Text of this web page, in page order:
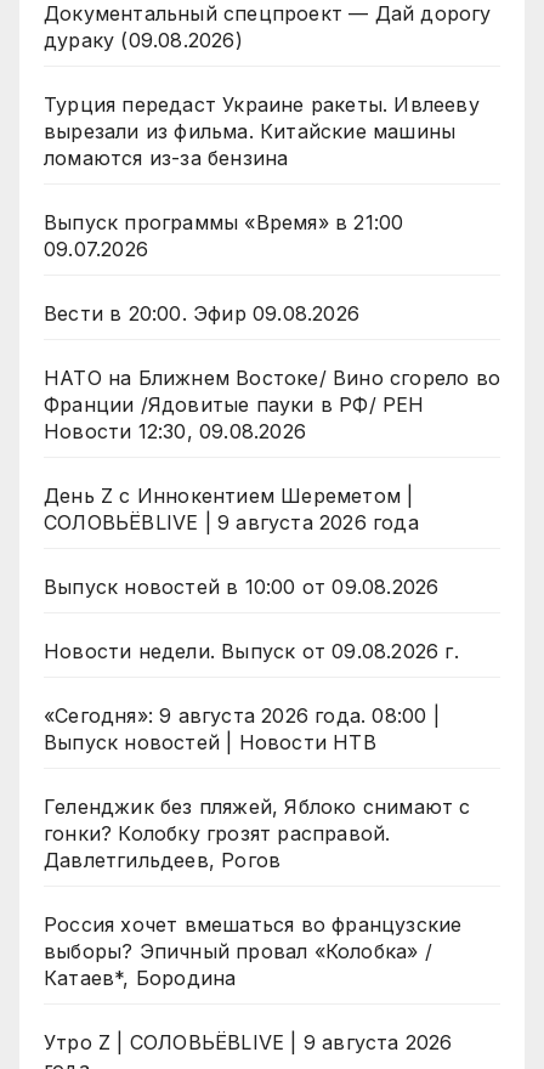
Документальный спецпроект — Дай дорогу
дураку (09.08.2026)
Турция передаст Украине ракеты. Ивлееву
вырезали из фильма. Китайские машины
ломаются из-за бензина
Выпуск программы «Время» в 21:00
09.07.2026
Вести в 20:00. Эфир 09.08.2026
НАТО на Ближнем Востоке/ Вино сгорело во
Франции /Ядовитые пауки в РФ/ РЕН
Новости 12:30, 09.08.2026
День Z с Иннокентием Шереметом |
СОЛОВЬЁВLIVE | 9 августа 2026 года
Выпуск новостей в 10:00 от 09.08.2026
Новости недели. Выпуск от 09.08.2026 г.
«Сегодня»: 9 августа 2026 года. 08:00 |
Выпуск новостей | Новости НТВ
Геленджик без пляжей, Яблоко снимают с
гонки? Колобку грозят расправой.
Давлетгильдеев, Рогов
Россия хочет вмешаться во французские
выборы? Эпичный провал «Колобка» /
Катаев*, Бородина
Утро Z | СОЛОВЬЁВLIVE | 9 августа 2026